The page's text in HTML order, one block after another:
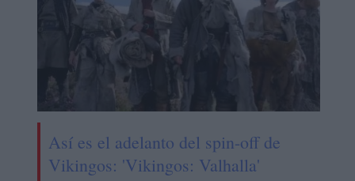
Así es el adelanto del spin-off de
Vikingos: 'Vikingos: Valhalla'